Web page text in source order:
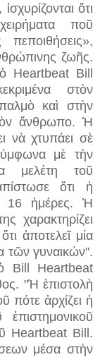
ὅτι
ποῦ
ζωῆς.
ὁ Heartbeat Bill
στὸν
καὶ στὴν
ἄνθρωπο. Ἡ
νὰ χτυπάει σὲ
μὲ τὴν
μελέτη τοῦ
ὅτι ἡ
16 ἡμέρες. Ἡ
χαρακτηρίζει
ἀποτελεῖ μία
τῶν γυναικών".
Bill Heartbeat
"Ἡ ἐπιστολὴ
πότε ἀρχίζει ἡ
Heartbeat Bill.
μέσα στὴν